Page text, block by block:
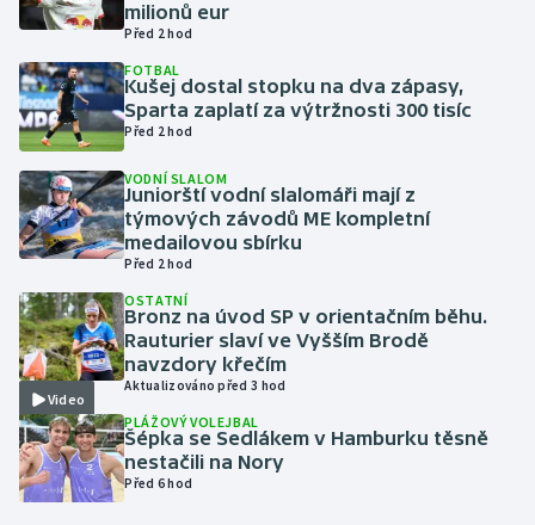
Judo
Krasobruslení
Lezení
Lyže a snowboard
Moderní pětiboj
Motorsport
Olympijské hry
Parasport
Plavání
milionů eur
Před 2 hod
FOTBAL
Kušej dostal stopku na dva zápasy,
Sparta zaplatí za výtržnosti 300 tisíc
Před 2 hod
VODNÍ SLALOM
Juniorští vodní slalomáři mají z
týmových závodů ME kompletní
medailovou sbírku
Před 2 hod
Video
OSTATNÍ
Bronz na úvod SP v orientačním běhu.
Rauturier slaví ve Vyšším Brodě
navzdory křečím
Aktualizováno před 3 hod
PLÁŽOVÝ VOLEJBAL
Šépka se Sedlákem v Hamburku těsně
nestačili na Nory
Před 6 hod